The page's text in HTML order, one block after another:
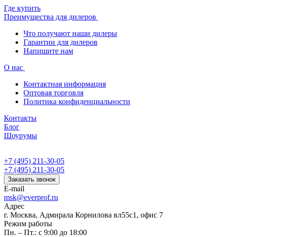
Где купить
Преимущества для дилеров
Что получают наши дилеры
Гарантии для дилеров
Напишите нам
О нас
Контактная информация
Оптовая торговля
Политика конфиденциальности
Контакты
Блог
Шоурумы
+7 (495) 211-30-05
+7 (495) 211-30-05
Заказать звонок
E-mail
msk@everprof.ru
Адрес
г. Москва, Адмирала Корнилова вл55с1, офис 7
Режим работы
Пн. – Пт.: с 9:00 до 18:00